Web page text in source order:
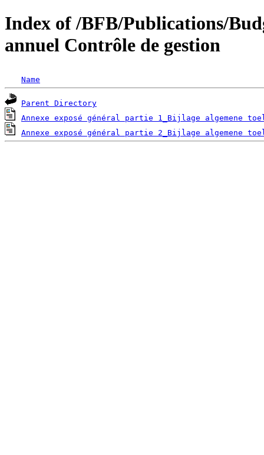
Index of /BFB/Publications/
annuel Contrôle de gestion
Name
Parent Directory
Annexe exposé général partie 1_Bijlage algemene
Annexe exposé général partie 2_Bijlage algemene